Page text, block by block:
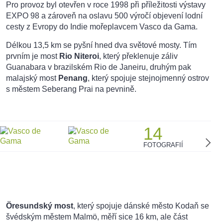
Pro provoz byl otevřen v roce 1998 při příležitosti výstavy
EXPO 98 a zároveň na oslavu 500 výročí objevení lodní
cesty z Evropy do Indie mořeplavcem Vasco da Gama.
Délkou 13,5 km se pyšní hned dva světové mosty. Tím
prvním je most Rio Niteroi, který překlenuje záliv
Guanabara v brazilském Rio de Janeiru, druhým pak
malajský most Penang, který spojuje stejnojmenný ostrov
s městem Seberang Prai na pevnině.
14
FOTOGRAFIÍ
Öresundský most, který spojuje dánské město Kodaň se
švédským městem Malmö, měří sice 16 km, ale část